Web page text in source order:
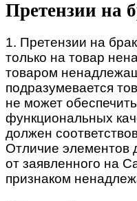
Претензии на
1. Претензии на
только на товар
товаром
подразумевается
не может
функциональных
должен
Отличие элементов
от заявленного на
признаком